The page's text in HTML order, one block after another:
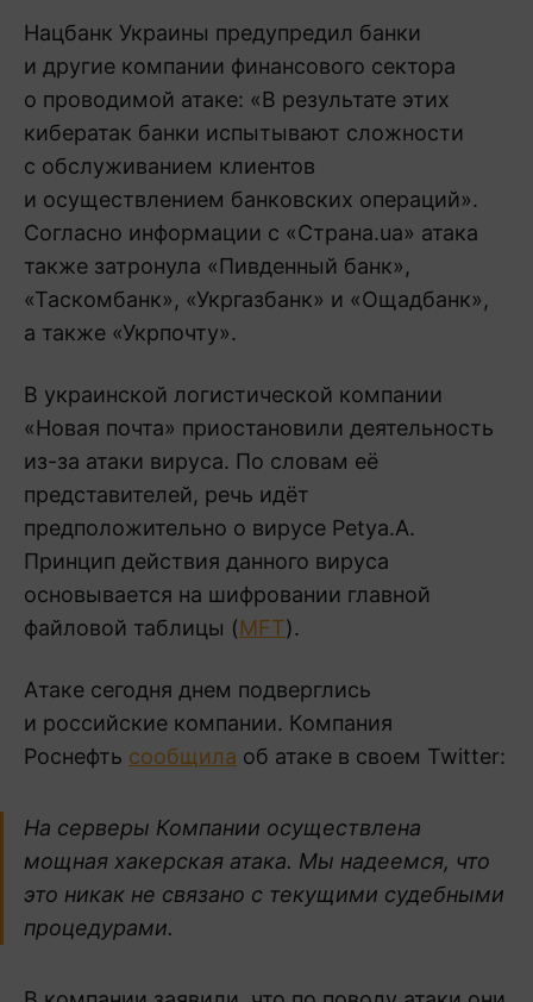
Нацбанк Украины предупредил банки
и другие компании финансового сектора
о проводимой атаке: «В результате этих
кибератак банки испытывают сложности
с обслуживанием клиентов
и осуществлением банковских операций».
Согласно информации с «Страна.ua» атака
также затронула «Пивденный банк»,
«Таскомбанк», «Укргазбанк» и «Ощадбанк»,
а также «Укрпочту».
В украинской логистической компании
«Новая почта» приостановили деятельность
из-за атаки вируса. По словам её
представителей, речь идёт
предположительно о вирусе Petya.A.
Принцип действия данного вируса
основывается на шифровании главной
файловой таблицы (MFT).
Атаке сегодня днем подверглись
и российские компании. Компания
Роснефть сообщила об атаке в своем Twitter:
На серверы Компании осуществлена
мощная хакерская атака. Мы надеемся, что
это никак не связано с текущими судебными
процедурами.